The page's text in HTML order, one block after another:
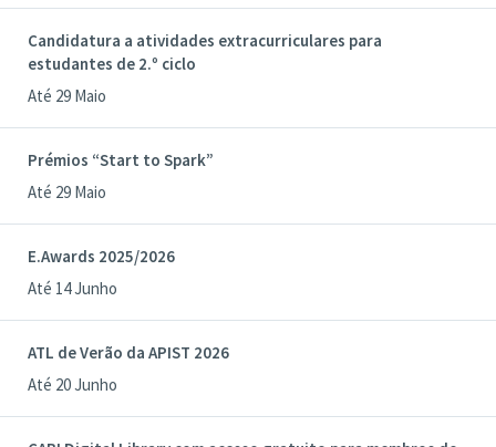
Candidatura a atividades extracurriculares para
estudantes de 2.º ciclo
Até 29 Maio
Prémios “Start to Spark”
Até 29 Maio
E.Awards 2025/2026
Até 14 Junho
ATL de Verão da APIST 2026
Até 20 Junho